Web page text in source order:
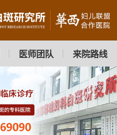
医师团队 来院路线